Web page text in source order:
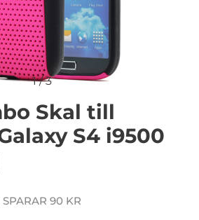
1/3
Skal till
S4 i9500
pris
SPARAR 90 KR